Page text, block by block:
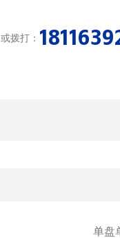
或拨打：
单盘